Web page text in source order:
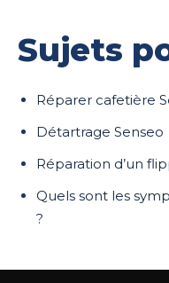
Sujets
Réparer cafetière
Détartrage Senseo
Réparation d’un
Quels sont les
?